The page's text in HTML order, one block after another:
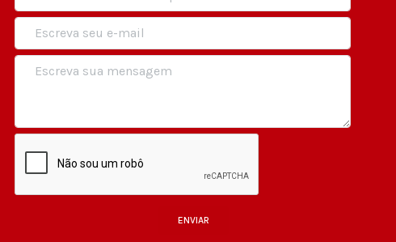
ENVIAR